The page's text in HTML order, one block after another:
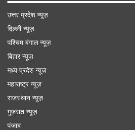
उत्तर प्रदेश न्यूज़
दिल्ली न्यूज़
पश्चिम बंगाल न्यूज़
बिहार न्यूज़
मध्य प्रदेश न्यूज़
महाराष्ट्र न्यूज़
राजस्थान न्यूज़
गुजरात न्यूज़
पंजाब